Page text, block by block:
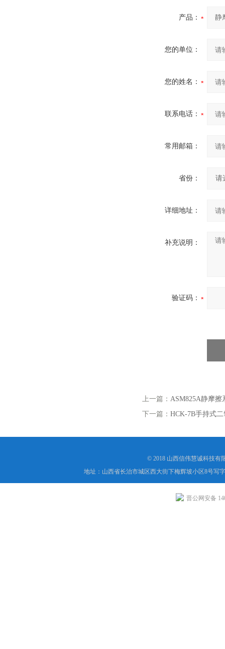
产品：
您的单位：
您的姓名：
联系电话：
常用邮箱：
省份：
详细地址：
补充说明：
验证码：
上一篇： ASM825A静摩擦
下一篇： HCK-7B手持式
© 2018 山西信伟慧诚科技有
地址：山西省长治市城区西大街下梅辉坡小区8号写
晋公网安备